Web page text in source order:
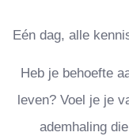
Eén dag, alle
Heb je behoefte
leven? Voel je je
ademhaling